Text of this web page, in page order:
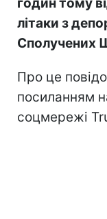
літаки з
Сполучених
Про це
посиланням
соцмережі